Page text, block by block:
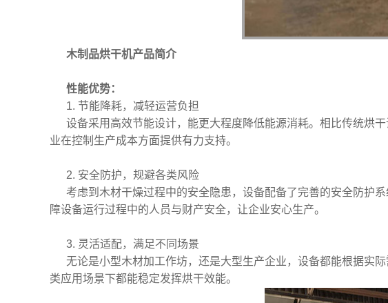
木制品烘干机产品简介
性能优势：
1. 节能降耗，减轻运营负担
设备采用高效节能设计，能更大程度降低能源消耗。相比传统烘
业在控制生产成本方面提供有力支持。
2. 安全防护，规避各类风险
考虑到木材干燥过程中的安全隐患，设备配备了完善的安全防护
障设备运行过程中的人员与财产安全，让企业安心生产。
3. 灵活适配，满足不同场景
无论是小型木材加工作坊，还是大型生产企业，设备都能根据实
类应用场景下都能稳定发挥烘干效能。